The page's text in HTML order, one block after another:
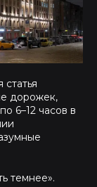
дорожек,
6–12 часов в
темнее».